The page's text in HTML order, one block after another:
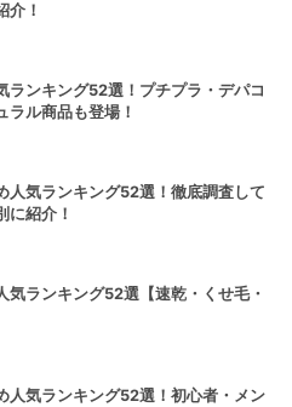
介！
ランキング52選！プチプラ・デパコ
ラル商品も登場！
人気ランキング52選！徹底調査して
に紹介！
気ランキング52選【速乾・くせ毛・
人気ランキング52選！初心者・メン